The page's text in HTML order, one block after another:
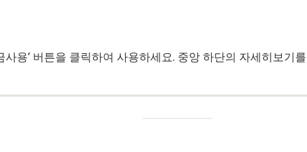
용’ 버튼을 클릭하여 사용하세요. 중앙 하단의 자세히보기